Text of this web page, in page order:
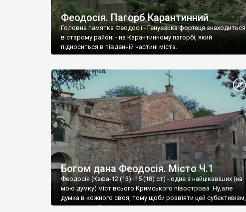
Феодосія. Пагорб Карантинний
Головна памятка Феодосії - Генуезька фортеця знаходиться
в старому районі - на Карантинному пагорбі, який
підноситься в південній частині міста.
Богом дана Феодосія. Місто Ч.1
Феодосія (Кафа-12 (13) -15 (18) ст) - одне з найцікавіших (на
мою думку) міст всього Кримського півострова .Ну,але
думка в кожного своя, тому щоби розвіяти цей субєктивізм,
запрошую відвідати це